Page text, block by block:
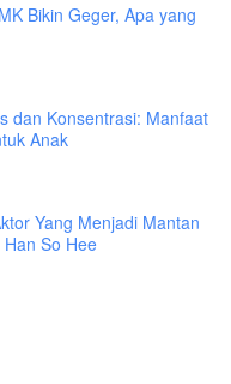
Bikin Geger, Apa yang
dan Konsentrasi: Manfaat
Anak
Yang Menjadi Mantan
So Hee